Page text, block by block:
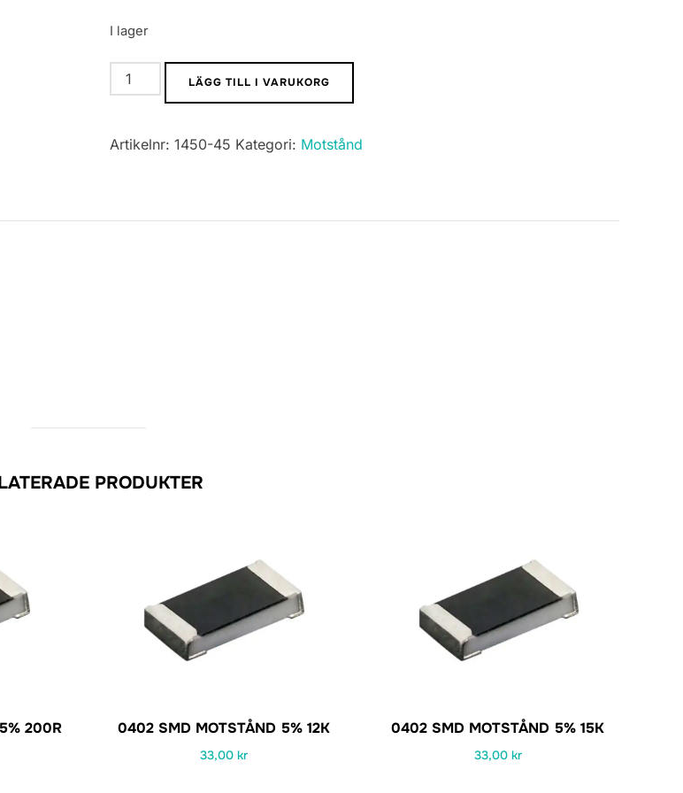
I lager
0603
SMD
5%
LÄGG TILL I VARUKORG
Artikelnr: 1450-45 Kategori: Motstånd
PRODUKTER
200R 0402 SMD MOTSTÅND 5% 12K
33,00 kr
0402 SMD MOTSTÅND 5% 15K
33,00 kr